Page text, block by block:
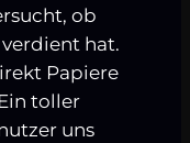
ob
hat.
Papiere
toller
uns